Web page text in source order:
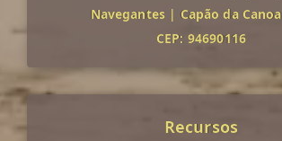
Navegantes | Capão da Canoa
CEP: 94690116
Recursos